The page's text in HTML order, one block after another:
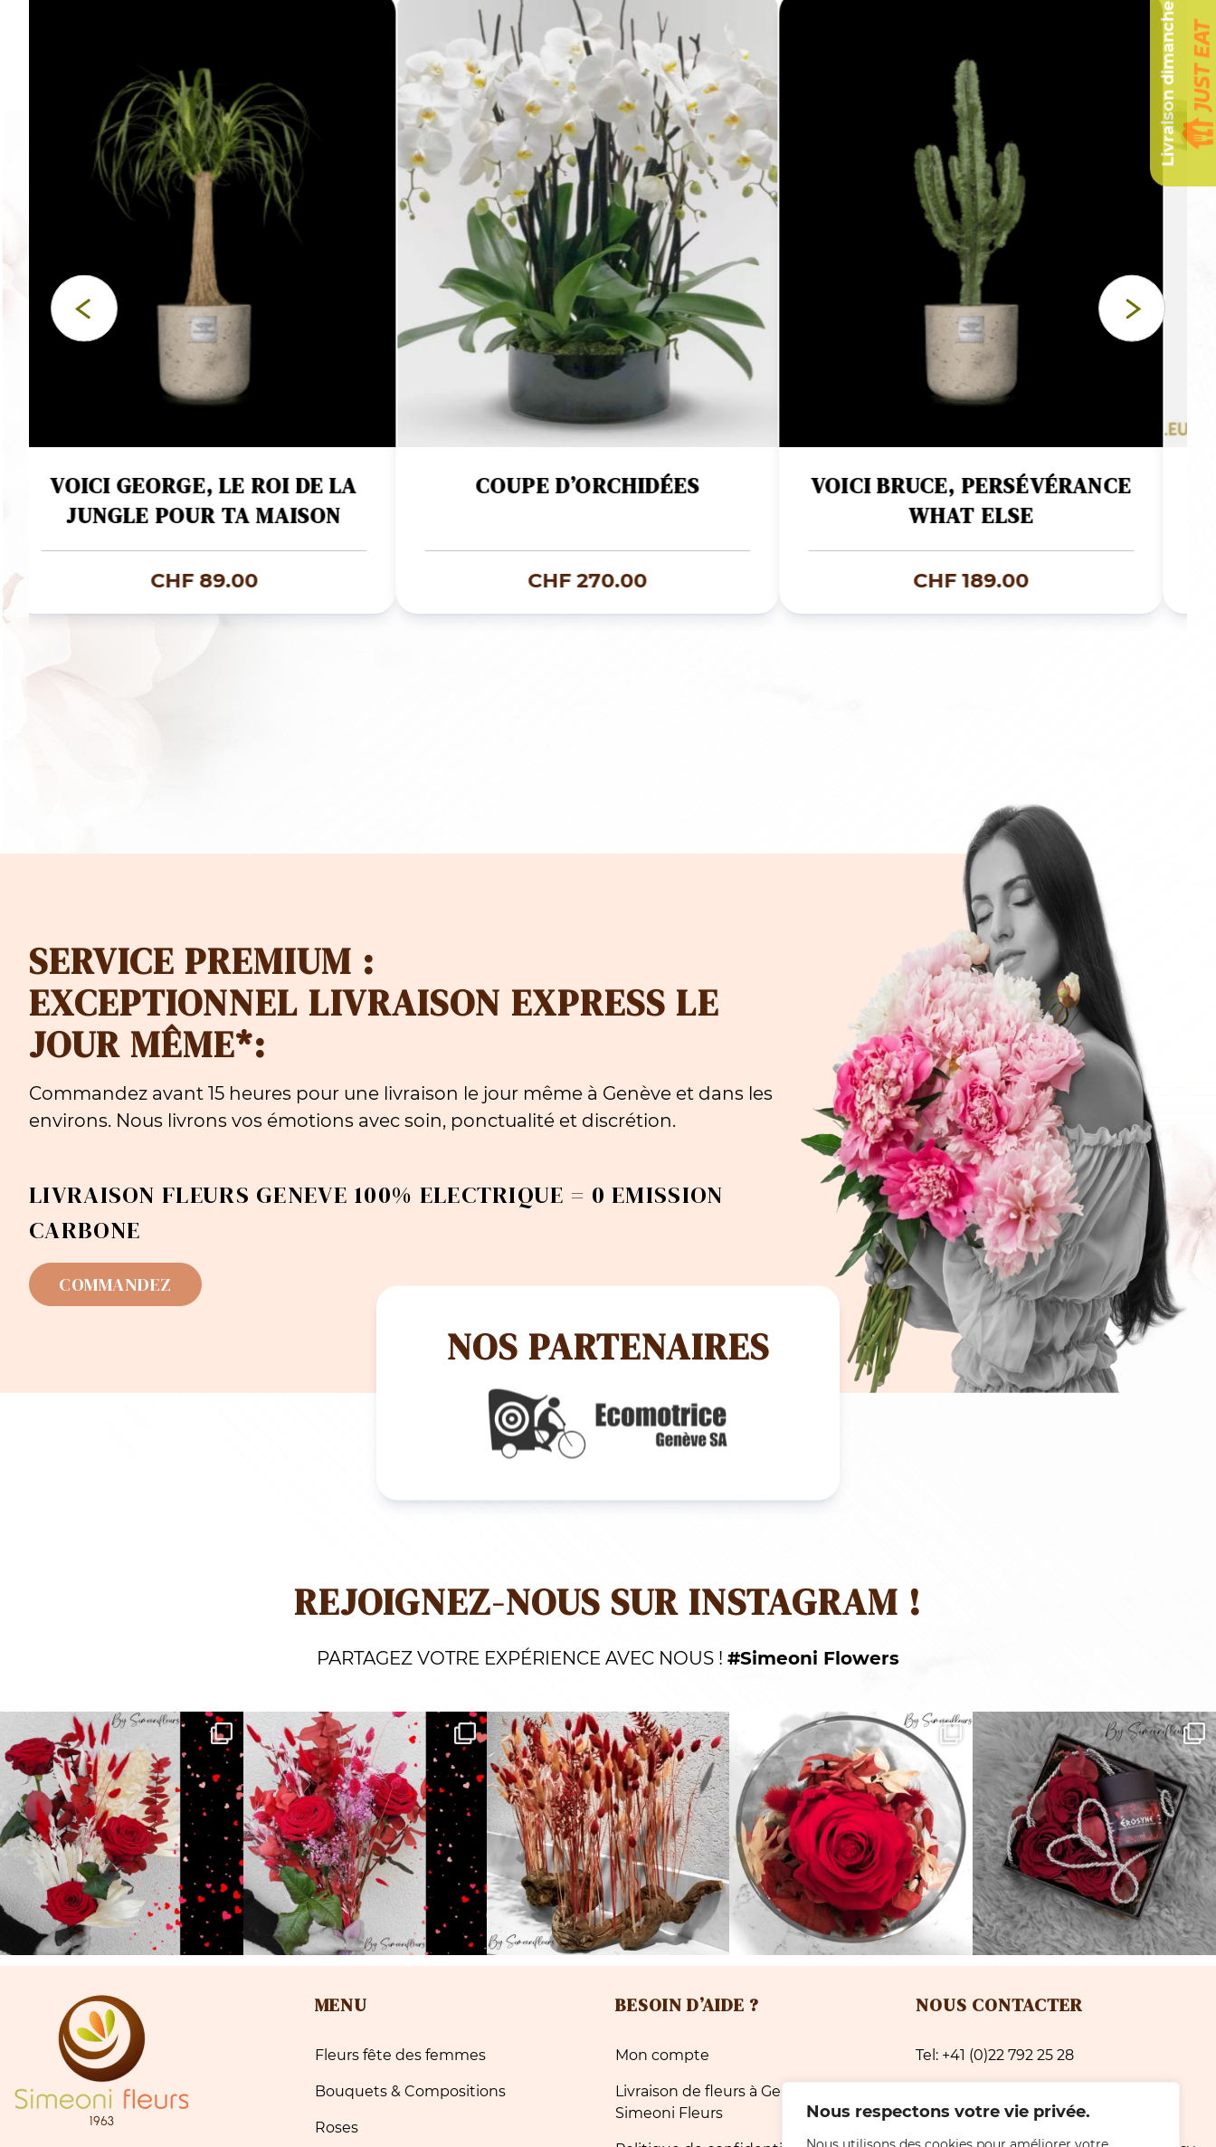
Nous respectons votre vie privée.
VOICI GEORGE, LE ROI DE LA
JUNGLE POUR TA MAISON
CHF89.00
COUPE D’ORCHIDÉES
CHF270.00
VOICI BRUCE, PERSÉVÉRANCE
WHAT ELSE
CHF189.00
SERVICE PREMIUM :
EXCEPTIONNEL LIVRAISON EXPRESS LE
JOUR MÊME*:
Commandez avant 15 heures pour une livraison le jour même à Genève et dans les
environs. Nous livrons vos émotions avec soin, ponctualité et discrétion.
LIVRAISON FLEURS GENEVE 100% ELECTRIQUE = 0 EMISSION
CARBONE
COMMANDEZ
NOS PARTENAIRES
REJOIGNEZ-NOUS SUR INSTAGRAM !
PARTAGEZ VOTRE EXPÉRIENCE AVEC NOUS ! #Simeoni Flowers
MENU
Fleurs fête des femmes
Bouquets & Compositions
Roses
BESOIN D’AIDE ?
Mon compte
Livraison de fleurs à Genève avec
Simeoni Fleurs
NOUS CONTACTER
Tel: +41 (0)22 792 25 28
Livraison dimanche